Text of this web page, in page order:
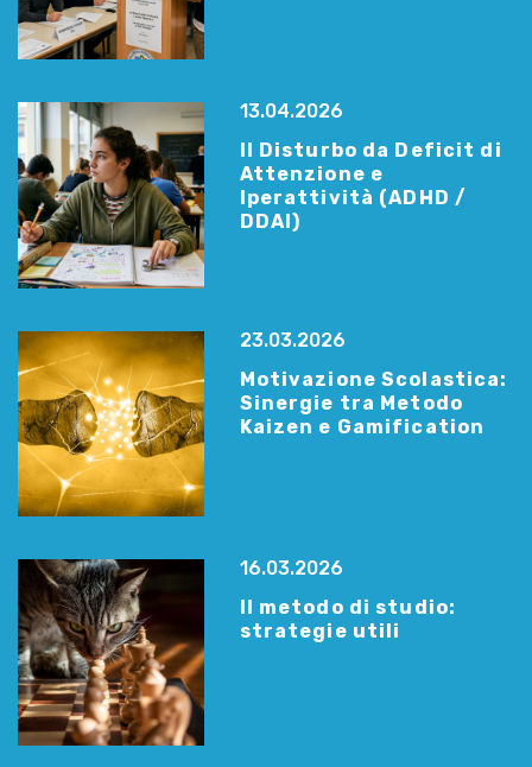
13.04.2026
Il Disturbo da Deficit di
Attenzione e
Iperattività (ADHD /
DDAI)
23.03.2026
Motivazione Scolastica:
Sinergie tra Metodo
Kaizen e Gamification
16.03.2026
Il metodo di studio:
strategie utili